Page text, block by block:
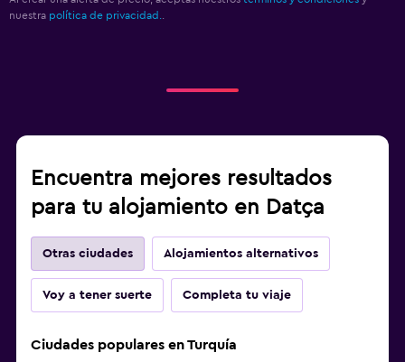
nuestra política de privacidad.
Encuentra mejores resultados
para tu alojamiento en Datça
Otras ciudades Alojamientos alternativos
Voy a tener suerte Completa tu viaje
Ciudades populares en Turquía